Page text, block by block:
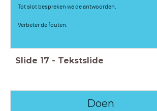
Tot slot bespreken we de antwoorden.
Verbeter de fouten.
Slide 17 - Tekstslide
Doen